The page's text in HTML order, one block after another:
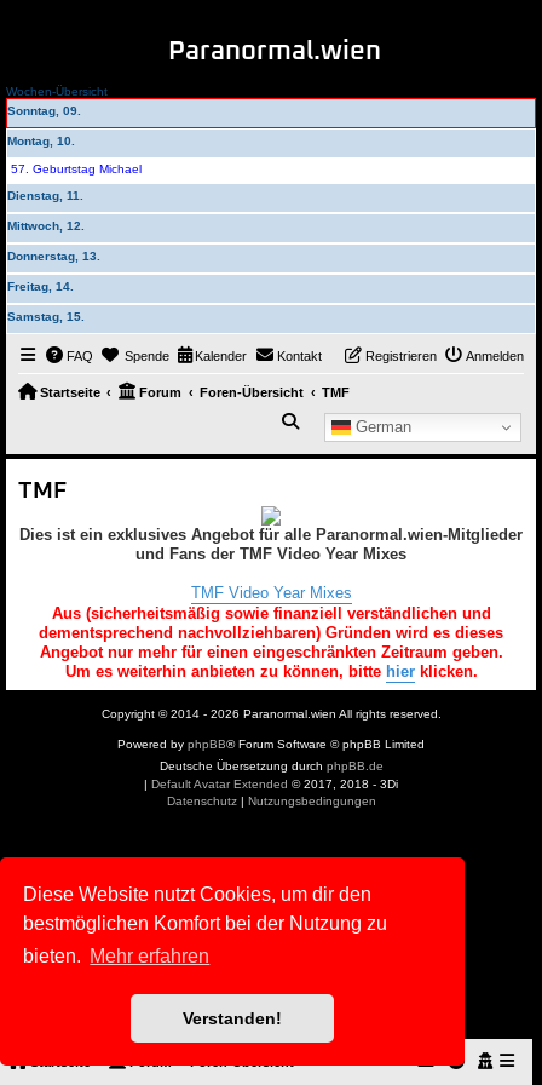
Diese Website nutzt Cookies, um dir den
bestmöglichen Komfort bei der Nutzung zu
bieten. Mehr erfahren
Verstanden!
Paranormal.wien
Wochen-Übersicht
Sonntag, 09.
Montag, 10.
57. Geburtstag Michael
Dienstag, 11.
Mittwoch, 12.
Donnerstag, 13.
Freitag, 14.
Samstag, 15.
FAQ Spende Kalender Kontakt Anmelden
Registrieren
Startseite Forum Foren-Übersicht TMF
German
Suche
TMF
Dies ist ein exklusives Angebot für alle Paranormal.wien-Mitglieder
und Fans der TMF Video Year Mixes
TMF Video Year Mixes
Aus (sicherheitsmäßig sowie finanziell verständlichen und
dementsprechend nachvollziehbaren) Gründen wird es dieses
Angebot nur mehr für einen eingeschränkten Zeitraum geben.
Um es weiterhin anbieten zu können, bitte hierklicken.
Copyright © 2014 - 2026 Paranormal.wien All rights reserved.
Powered by phpBB® Forum Software © phpBB Limited
Deutsche Übersetzung durch phpBB.de
| Default Avatar Extended © 2017, 2018 - 3Di
Datenschutz| Nutzungsbedingungen